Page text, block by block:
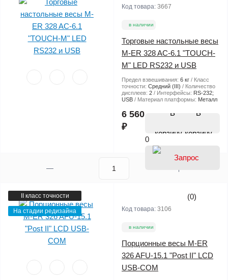
Код товара: 3667
в наличии
Торговые настольные весы
M-ER 328 AC-6.1 "TOUCH-
M" LED RS232 и USB
Предел взвешивания: 6 кг
Класс
точности: Средний (III)
Количество
дисплеев: 2 Интерфейсы: RS-232;
USB
Материал платформы: Металл
6 560
₽
В
корзину
0
II класс точности
На стадии редизайна
(0)
Код товара: 3106
в наличии
Порционные весы M-ER
326 AFU-15.1 "Post II" LCD
USB-COM